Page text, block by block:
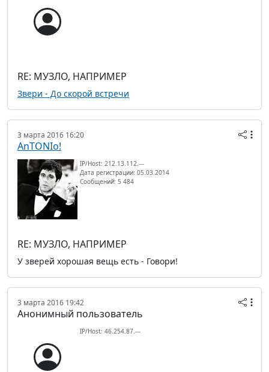
RE: МУЗЛО, НАПРИМЕР
Звери - До скорой встречи
3 марта 2016 16:20
AnTONIo!
IP/Host: 212.13.112.---
Дата регистрации: 05.03.2014
Сообщений: 5 484
RE: МУЗЛО, НАПРИМЕР
У зверей хорошая вещь есть - Говори!
3 марта 2016 19:42
Анонимный пользователь
IP/Host: 46.254.87.---